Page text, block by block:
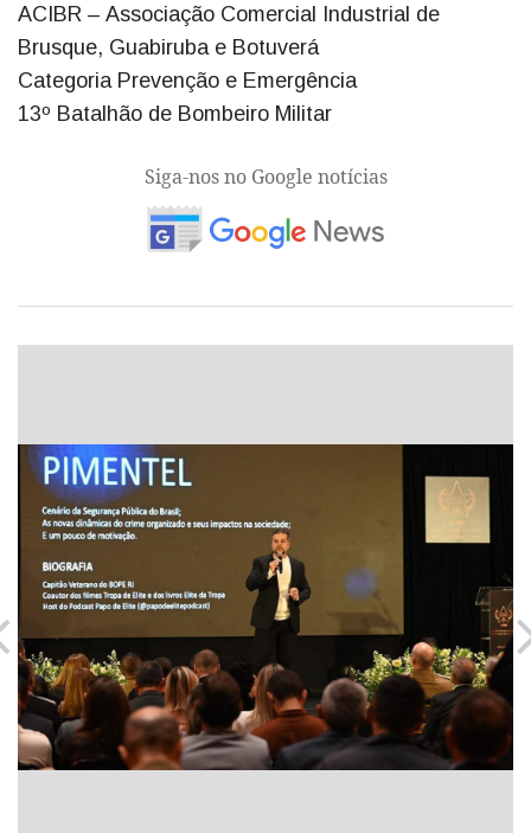
ACIBR – Associação Comercial Industrial de
Brusque, Guabiruba e Botuverá
Categoria Prevenção e Emergência
13º Batalhão de Bombeiro Militar
Siga-nos no Google notícias